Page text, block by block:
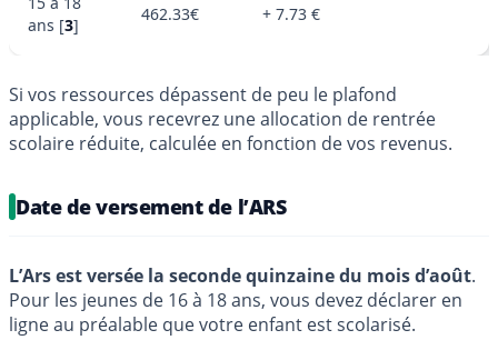
ans [3]
462.33€ + 7.73 €
Si vos ressources dépassent de peu le plafond
applicable, vous recevrez une allocation de rentrée
scolaire réduite, calculée en fonction de vos revenus.
Date de versement de l’ARS
L’Ars est versée la seconde quinzaine du mois d’août.
Pour les jeunes de 16 à 18 ans, vous devez déclarer en
ligne au préalable que votre enfant est scolarisé.